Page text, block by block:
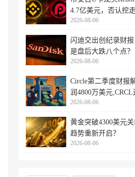
4.7亿美元，否认挖
万用户
2026-08-06
闪迪交出创纪录财
是盘后大跌八个点？
2026-08-06
Circle第二季度财报
润4800万美元
投资
2026-08-06
黄金突破4300美元
趋势重新开启？
2026-08-06